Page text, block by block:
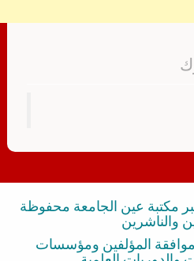
مكتبة عين الجامعة محفوظة
والناشرين
المؤلفين ومؤسسات